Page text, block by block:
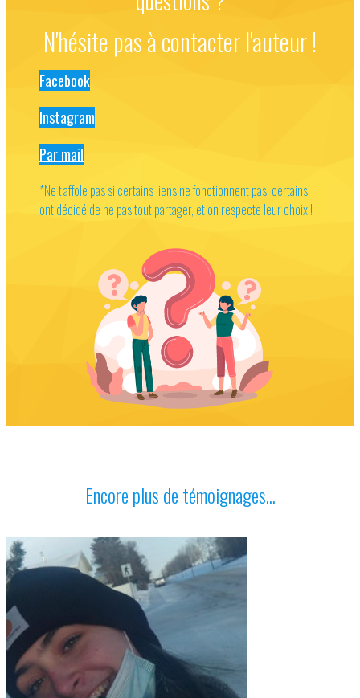
N'hésite pas à contacter l'auteur !
Facebook
Instagram
Par mail
*Ne t’affole pas si certains liens ne fonctionnent pas, certains
ont décidé de ne pas tout partager, et on respecte leur choix !
Encore plus de témoignages...